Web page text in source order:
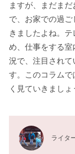
ますが、まだま
で、お家での過
きましたよね。
め、仕事をする
況で、注目され
す。このコラムで
く見ていきましょ
ライタ